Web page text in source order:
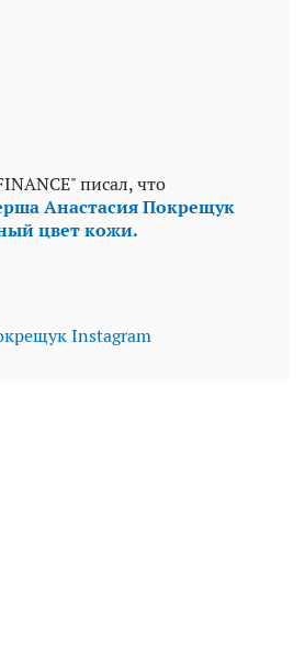
писал, что
Анастасия Покрещук
цвет кожи.
Instagram